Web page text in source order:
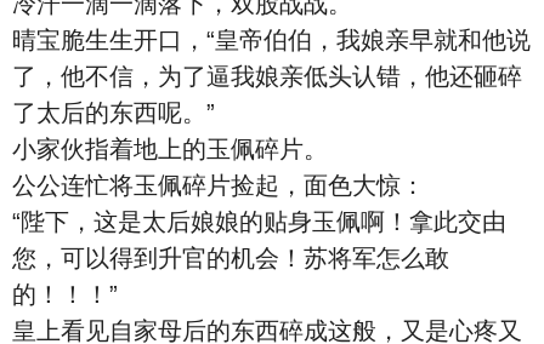
晴宝脆生生开口，“皇帝伯伯，我娘亲早就和他说
了，他不信，为了逼我娘亲低头认错，他还砸碎
了太后的东西呢。”
小家伙指着地上的玉佩碎片。
公公连忙将玉佩碎片捡起，面色大惊：
“陛下，这是太后娘娘的贴身玉佩啊！拿此交由
您，可以得到升官的机会！苏将军怎么敢
的！！！”
皇上看见自家母后的东西碎成这般，又是心疼又